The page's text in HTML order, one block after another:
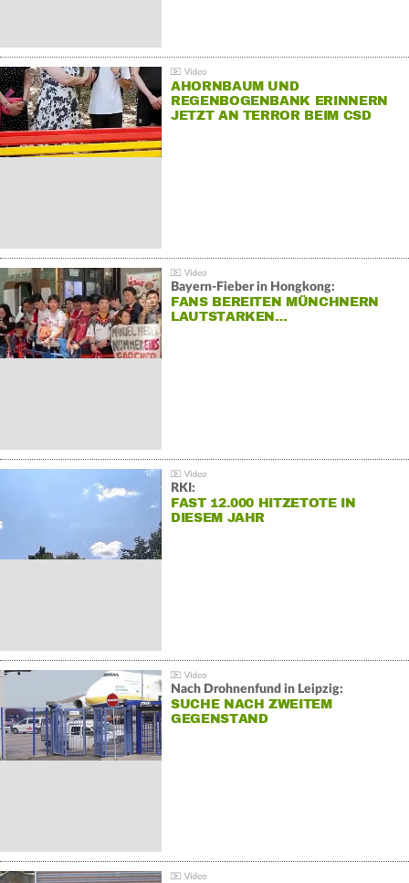
AHORNBAUM UND
REGENBOGENBANK ERINNERN
JETZT AN TERROR BEIM CSD
Bayern-Fieber in Hongkong:
FANS BEREITEN MÜNCHNERN
LAUTSTARKEN…
RKI:
FAST 12.000 HITZETOTE IN
DIESEM JAHR
Nach Drohnenfund in Leipzig:
SUCHE NACH ZWEITEM
GEGENSTAND